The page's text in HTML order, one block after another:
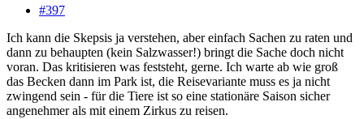
#397
Ich kann die Skepsis ja verstehen, aber einfach Sachen zu raten und
dann zu behaupten (kein Salzwasser!) bringt die Sache doch nicht
voran. Das kritisieren was feststeht, gerne. Ich warte ab wie groß
das Becken dann im Park ist, die Reisevariante muss es ja nicht
zwingend sein - für die Tiere ist so eine stationäre Saison sicher
angenehmer als mit einem Zirkus zu reisen.